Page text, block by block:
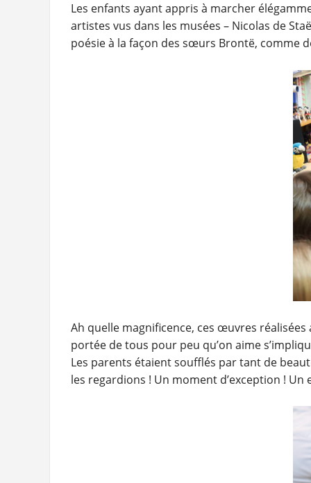
Les enfants ayant appris à marcher
artistes vus dans les musées – Nicolas de
poésie à la façon des sœurs Brontë, comme
Ah quelle magnificence, ces œuvres
portée de tous pour peu qu’on aime
Les parents étaient soufflés par tant de
les regardions ! Un moment d’exception !